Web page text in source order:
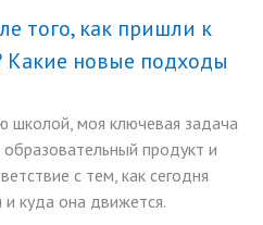
того, как пришли к
Какие новые подходы
школой, моя ключевая задача
продукт и
с тем, как сегодня
куда она движется.